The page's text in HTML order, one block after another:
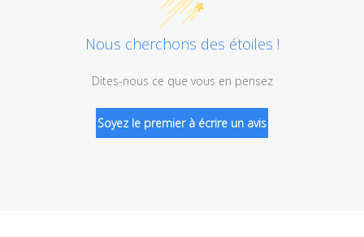
Nous cherchons des étoiles !
Dites-nous ce que vous en pensez
Soyez le premier à écrire un avis